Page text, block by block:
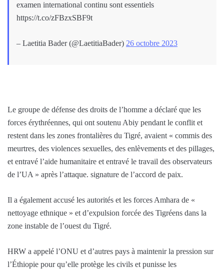
examen international continu sont essentiels
https://t.co/zFBzxSBF9t
– Laetitia Bader (@LaetitiaBader) 26 octobre 2023
Le groupe de défense des droits de l’homme a déclaré que les
forces érythréennes, qui ont soutenu Abiy pendant le conflit et
restent dans les zones frontalières du Tigré, avaient « commis des
meurtres, des violences sexuelles, des enlèvements et des pillages,
et entravé l’aide humanitaire et entravé le travail des observateurs
de l’UA » après l’attaque. signature de l’accord de paix.
Il a également accusé les autorités et les forces Amhara de «
nettoyage ethnique » et d’expulsion forcée des Tigréens dans la
zone instable de l’ouest du Tigré.
HRW a appelé l’ONU et d’autres pays à maintenir la pression sur
l’Éthiopie pour qu’elle protège les civils et punisse les